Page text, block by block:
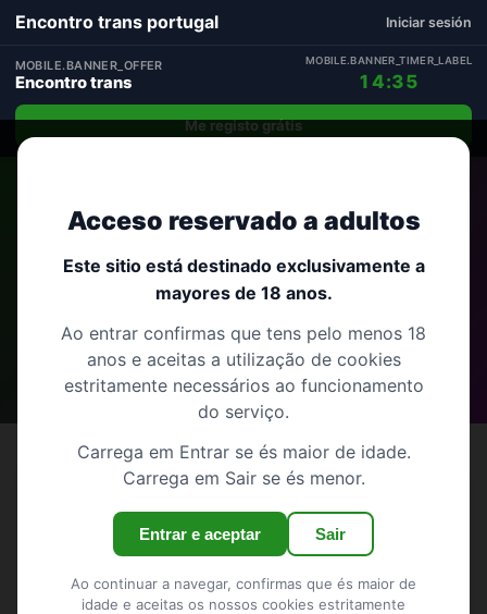
Acceso reservado a adultos
Este sitio está destinado exclusivamente a
mayores de 18 anos.
Ao entrar confirmas que tens pelo menos 18
anos e aceitas a utilização de cookies
estritamente necessários ao funcionamento
do serviço.
Carrega em Entrar se és maior de idade.
Carrega em Sair se és menor.
Entrar e aceptar Sair
Ao continuar a navegar, confirmas que és maior de
idade e aceitas os nossos cookies estritamente
Encontro trans portugal Iniciar sesión
MOBILE.BANNER_OFFER
Encontro trans
MOBILE.BANNER_TIMER_LABEL
14:35
Me registo grátis
Encontro trans em São Roque do
16 perfis
Encontro trans em São Roque do Pico: menos
apps vazias, mais afinidade – filtros por
distância, idade e interesses